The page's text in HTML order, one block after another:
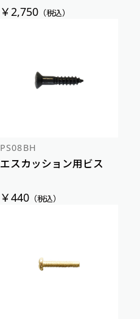
￥2,750 （税込）
PS08BH
エスカッション用ビス
￥440 （税込）